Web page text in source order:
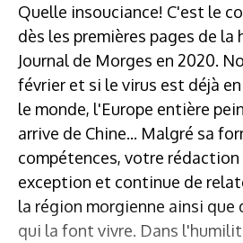
Quelle insouciance! C'est le
dès les premières pages de
Journal de Morges en 2020.
février et si le virus est déjà
le monde, l'Europe entière
arrive de Chine... Malgré sa
compétences, votre
exception et continue de
la région morgienne ainsi que
qui la font vivre. Dans